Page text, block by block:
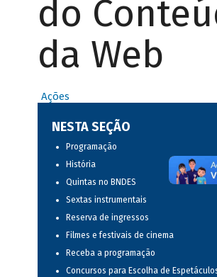
do
da Web
Ações
NESTA SEÇÃO
Programação
História
Quintas no BNDES
Sextas instrumentais
Reserva de ingressos
Filmes e festivais de cinema
Receba a programação
Concursos para Escolha de